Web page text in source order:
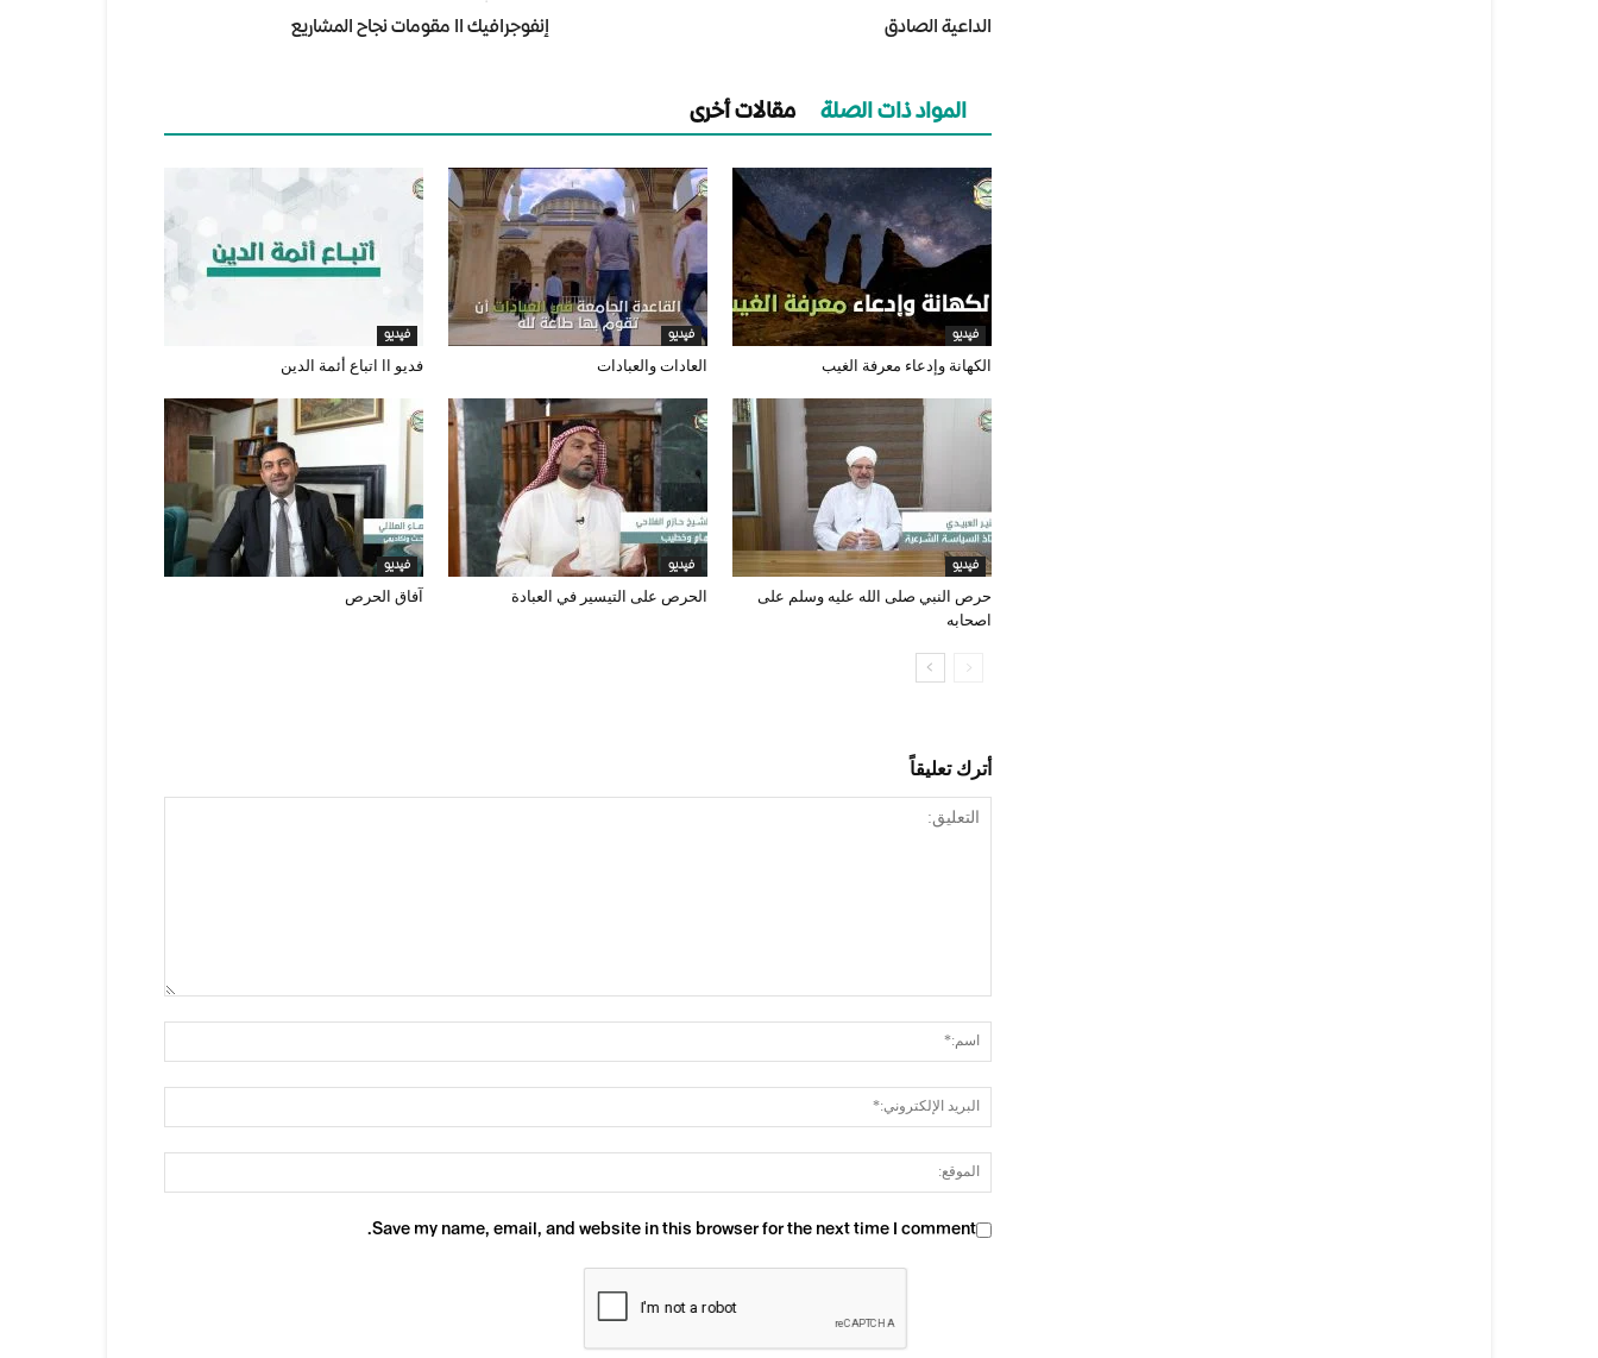
إنفوجرافيك اا مقومات نجاح المشاريع الداعية الصادق
المواد ذات الصلة مقالات أخرى
فيديو
فديو اا اتباع أئمة الدين
فيديو
العادات والعبادات
فيديو
الكهانة وإدعاء معرفة الغيب
فيديو
آفاق الحرص
فيديو
الحرص على التيسير في العبادة
فيديو
حرص النبي صلى الله عليه وسلم على
اصحابه
أترك تعليقاً
Save my name, email, and website in this browser for the next time I comment.